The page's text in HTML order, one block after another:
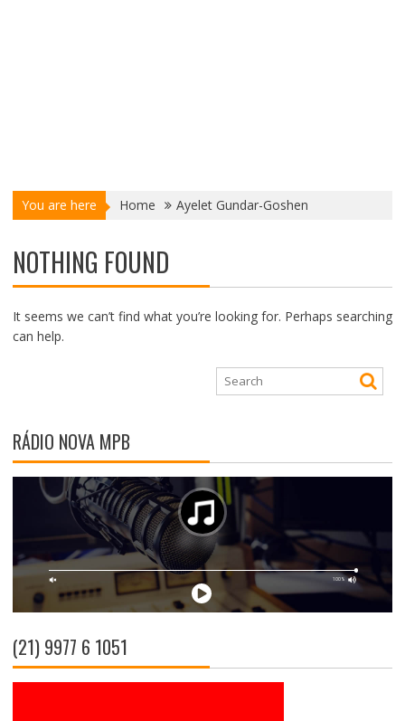
You are here Home Ayelet Gundar-Goshen
NOTHING FOUND
It seems we can’t find what you’re looking for. Perhaps searching
can help.
RÁDIO NOVA MPB
(21) 9977 6 1051